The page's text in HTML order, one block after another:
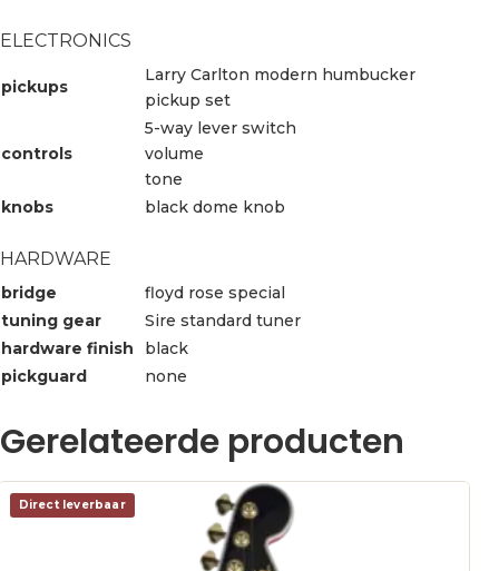
ELECTRONICS
pickups
Larry Carlton modern humbucker
pickup set
controls
5-way lever switch
volume
tone
knobs
black dome knob
HARDWARE
bridge
floyd rose special
tuning gear
Sire standard tuner
hardware finish
black
pickguard
none
Gerelateerde producten
Direct leverbaar